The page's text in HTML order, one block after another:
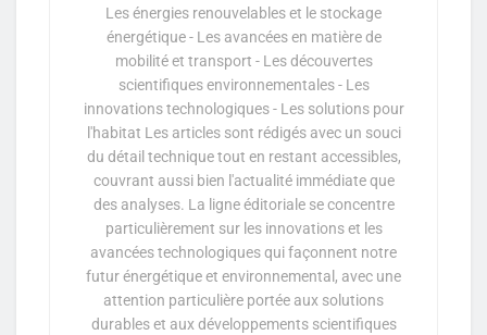
Les énergies renouvelables et le stockage
énergétique - Les avancées en matière de
mobilité et transport - Les découvertes
scientifiques environnementales - Les
innovations technologiques - Les solutions pour
l'habitat Les articles sont rédigés avec un souci
du détail technique tout en restant accessibles,
couvrant aussi bien l'actualité immédiate que
des analyses. La ligne éditoriale se concentre
particulièrement sur les innovations et les
avancées technologiques qui façonnent notre
futur énergétique et environnemental, avec une
attention particulière portée aux solutions
durables et aux développements scientifiques